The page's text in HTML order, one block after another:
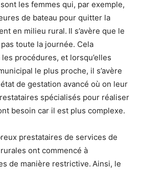
les femmes qui, par exemple,
de bateau pour quitter la
en milieu rural. Il s’avère que le
toute la journée. Cela
procédures, et lorsqu’elles
le plus proche, il s’avère
de gestation avancé où on leur
spécialisés pour réaliser
besoin car il est plus complexe.
prestataires de services de
ont commencé à
de manière restrictive. Ainsi, le